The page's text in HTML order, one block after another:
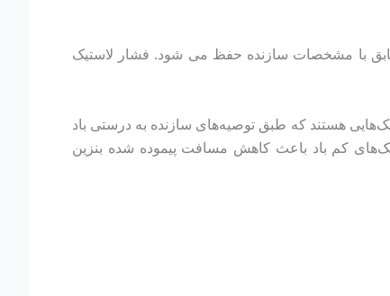
با مشخصات سازنده حفظ می شود. فشار لاستیک
هستند که طبق توصیه‌های سازنده به درستی باد
کم باد باعث کاهش مسافت پیموده شده بنزین